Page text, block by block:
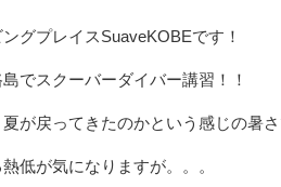
グプレイスSuaveKOBEです！
でスクーバーダイバー講習！！
夏が戻ってきたのかという感じの暑
低が気になりますが。。。